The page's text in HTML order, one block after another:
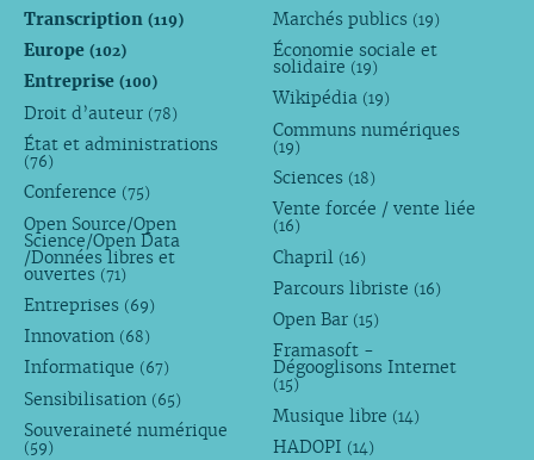
Transcription (119)
Europe (102)
Entreprise (100)
Droit d’auteur (78)
État et administrations
(76)
Conference (75)
Open Source/Open
Science/Open Data
/Données libres et
ouvertes (71)
Entreprises (69)
Innovation (68)
Informatique (67)
Sensibilisation (65)
Souveraineté numérique
(59)
Marchés publics (19)
Économie sociale et
solidaire (19)
Wikipédia (19)
Communs numériques
(19)
Sciences (18)
Vente forcée / vente liée
(16)
Chapril (16)
Parcours libriste (16)
Open Bar (15)
Framasoft -
Dégooglisons Internet
(15)
Musique libre (14)
HADOPI (14)